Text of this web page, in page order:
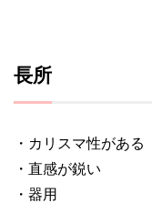
長所
・カリスマ性がある
・直感が鋭い
・器用